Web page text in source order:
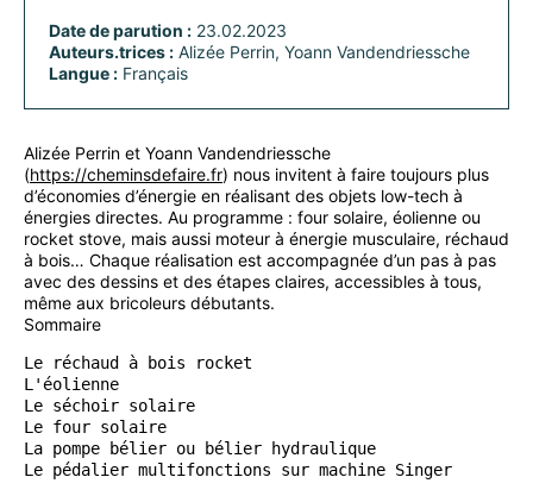
Date de parution : 23.02.2023
Auteurs.trices : Alizée Perrin, Yoann Vandendriessche
Langue : Français
Alizée Perrin et Yoann Vandendriessche
(https://cheminsdefaire.fr) nous invitent à faire toujours plus
d’économies d’énergie en réalisant des objets low-tech à
énergies directes. Au programme : four solaire, éolienne ou
rocket stove, mais aussi moteur à énergie musculaire, réchaud
à bois… Chaque réalisation est accompagnée d’un pas à pas
avec des dessins et des étapes claires, accessibles à tous,
même aux bricoleurs débutants.
Sommaire
Le réchaud à bois rocket
L'éolienne
Le séchoir solaire
Le four solaire
La pompe bélier ou bélier hydraulique
Le pédalier multifonctions sur machine Singer